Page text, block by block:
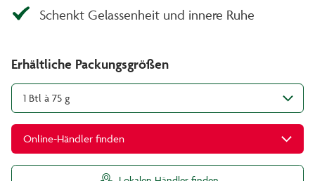
Schenkt Gelassenheit und innere Ruhe
Erhältliche Packungsgrößen
1 Btl à 75 g
Online-Händler finden